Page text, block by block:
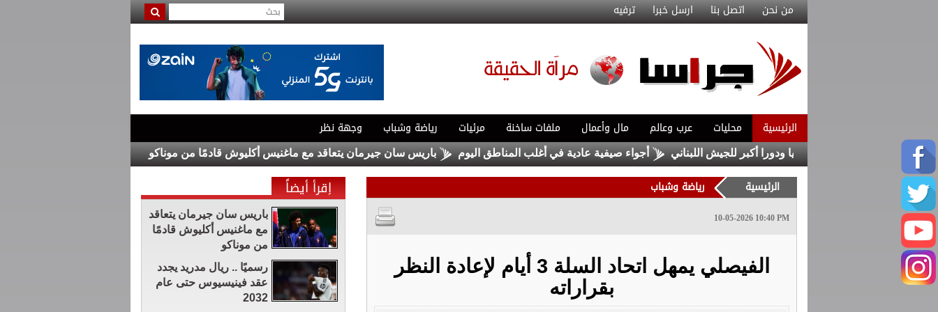
من نحن اتصل بنا ارسل خبرا ترفيه
الرئيسية محليات عرب وعالم مال وأعمال ملفات ساخنة مرئيات رياضة وشباب وجهة نظر
يتطلب مسارا سياسيا ودورا أكبر للجيش اللبناني أجواء صيفية عادية في أغلب المناطق اليوم باريس سان جيرمان يتعاقد مع ماغنيس أكليوش قادمًا من موناكو البرلمان الأوغندي يوافق على
الرئيسية رياضة وشباب
10-05-2026 10:40 PM
الفيصلي يمهل اتحاد السلة 3 أيام لإعادة النظر
بقراراته
إقرأ أيضاً
باريس سان جيرمان يتعاقد
مع ماغنيس أكليوش قادمًا
من موناكو
رسميًا .. ريال مدريد يجدد
عقد فينيسيوس حتى عام
2032